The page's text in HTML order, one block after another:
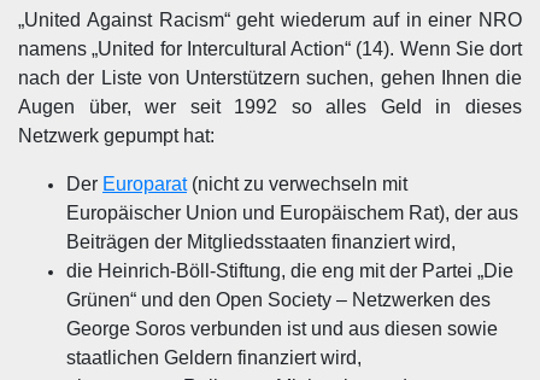
„United Against Racism“ geht wiederum auf in einer NRO
namens „United for Intercultural Action“ (14). Wenn Sie dort
nach der Liste von Unterstützern suchen, gehen Ihnen die
Augen über, wer seit 1992 so alles Geld in dieses
Netzwerk gepumpt hat:
Der Europarat(nicht zu verwechseln mit
Europäischer Union und Europäischem Rat), der aus
Beiträgen der Mitgliedsstaaten finanziert wird,
die Heinrich-Böll-Stiftung, die eng mit der Partei „Die
Grünen“ und den Open Society – Netzwerken des
George Soros verbunden ist und aus diesen sowie
staatlichen Geldern finanziert wird,